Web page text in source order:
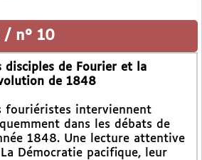
/ n° 10
disciples de Fourier et la
de 1848
fouriéristes interviennent
dans les débats de
1848. Une lecture attentive
Démocratie pacifique, leur